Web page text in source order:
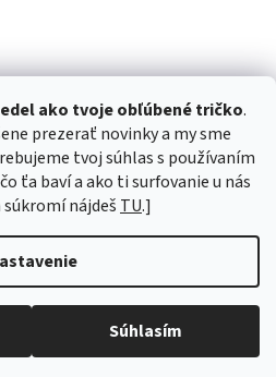
ako tvoje obľúbené tričko.
prezerať novinky a my sme
tvoj súhlas s používaním
ťa baví a ako ti surfovanie u nás
nájdeš TU.]
Súhlasím
Vytvoril Shoptet
. Všetky práva vyhradené.Upraviť